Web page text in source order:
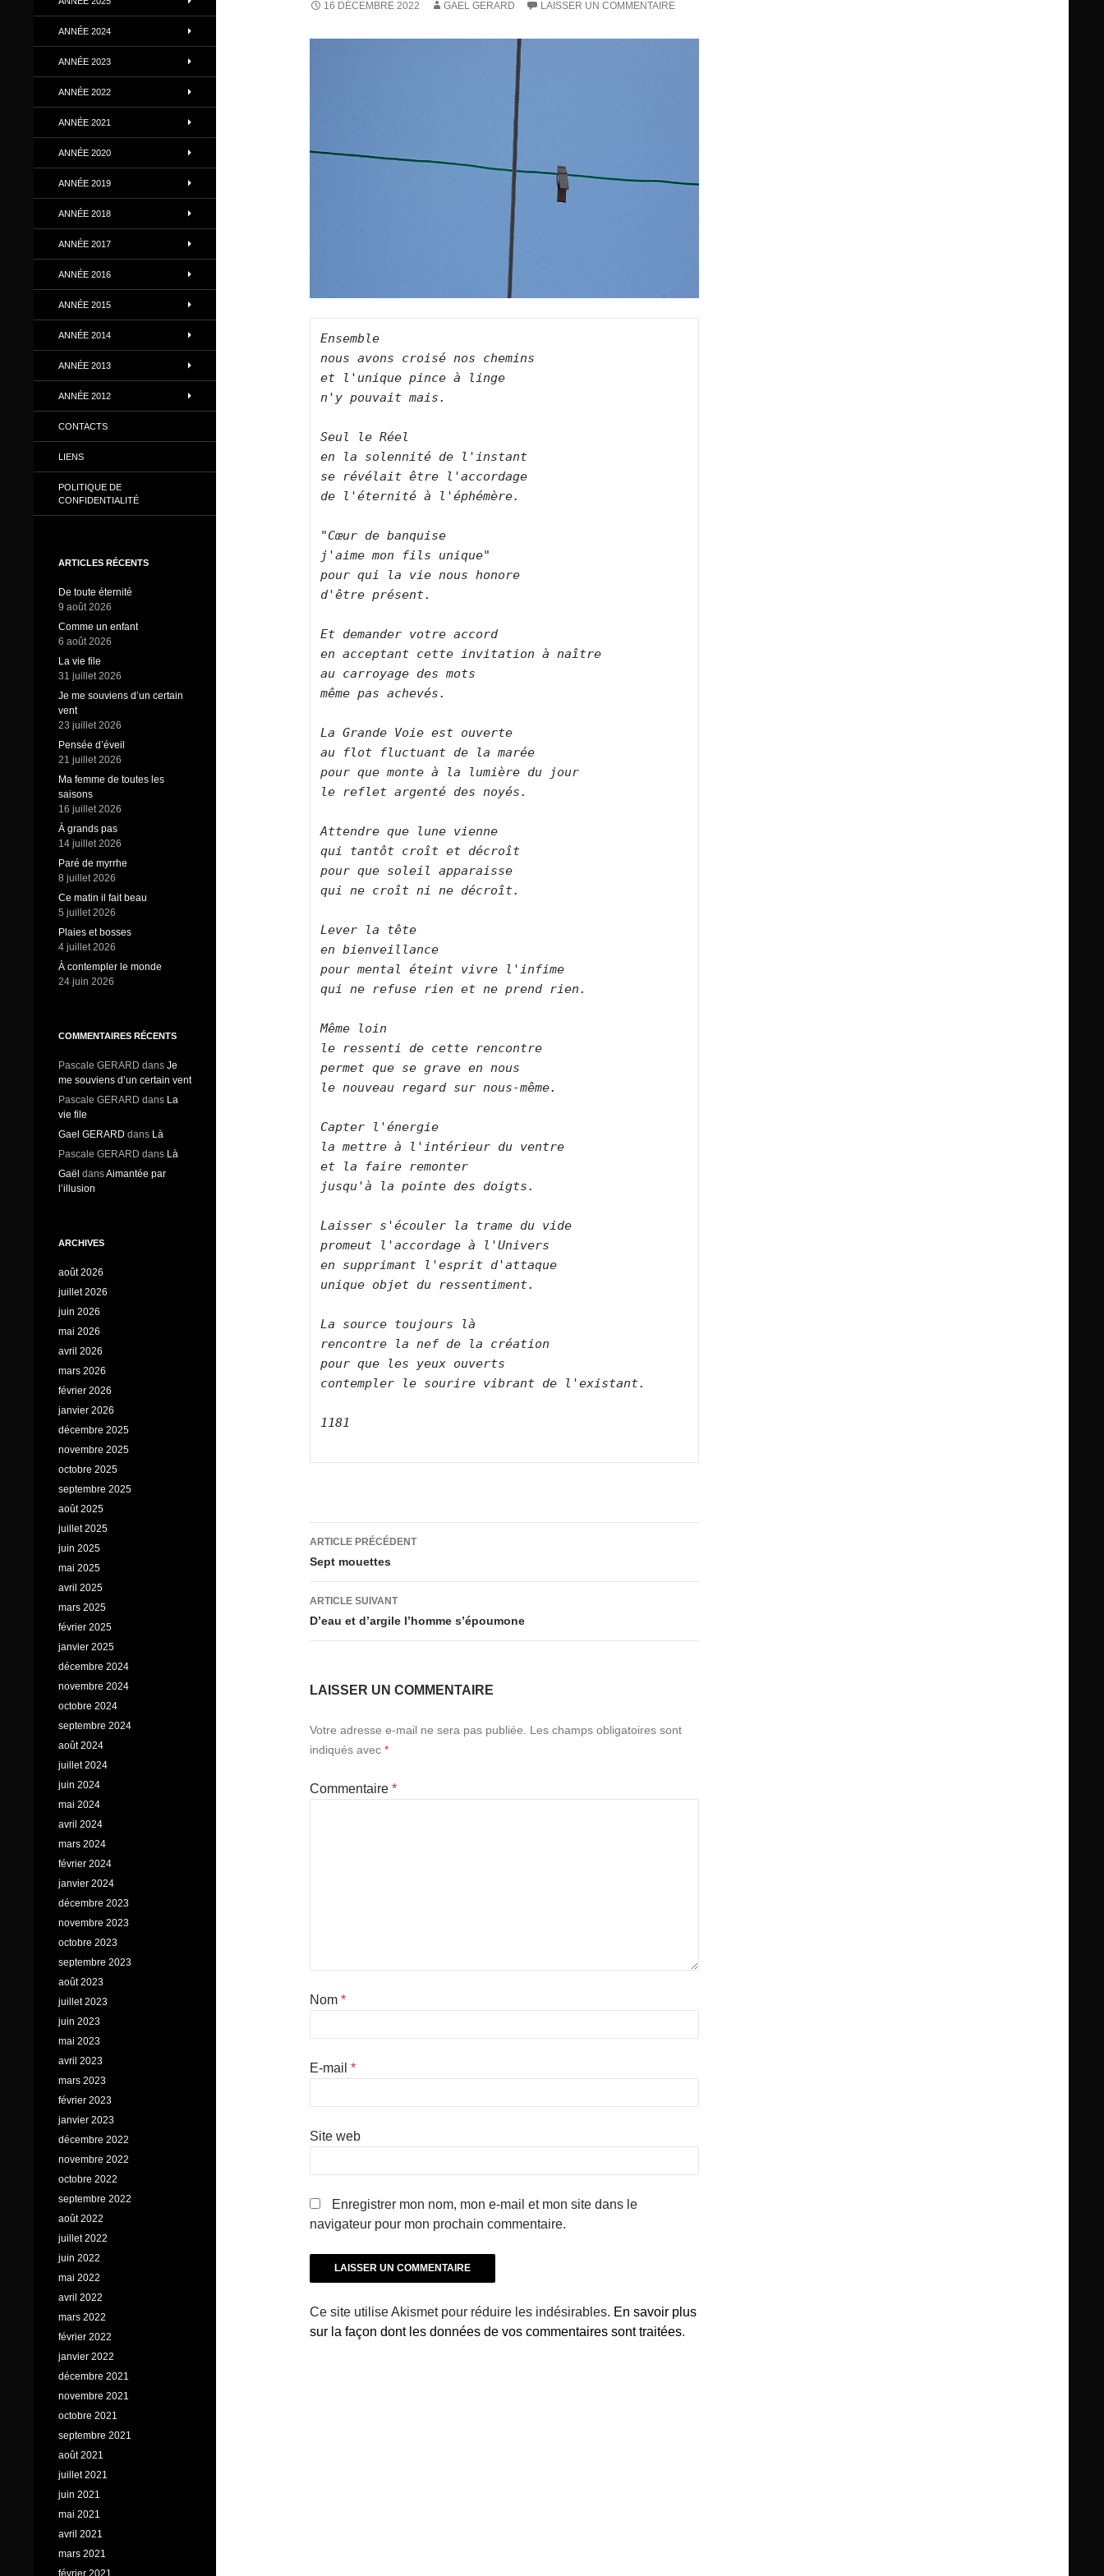
16 DÉCEMBRE 2022 GAEL GERARD LAISSER UN COMMENTAIRE
Ensemble
nous avons croisé nos chemins
et l'unique pince à linge
n'y pouvait mais.
Seul le Réel
en la solennité de l'instant
se révélait être l'accordage
de l'éternité à l'éphémère.
"Cœur de banquise
j'aime mon fils unique"
pour qui la vie nous honore
d'être présent.
Et demander votre accord
en acceptant cette invitation à naître
au carroyage des mots
même pas achevés.
La Grande Voie est ouverte
au flot fluctuant de la marée
pour que monte à la lumière du jour
le reflet argenté des noyés.
Attendre que lune vienne
qui tantôt croît et décroît
pour que soleil apparaisse
qui ne croît ni ne décroît.
Lever la tête
en bienveillance
pour mental éteint vivre l'infime
qui ne refuse rien et ne prend rien.
Même loin
le ressenti de cette rencontre
permet que se grave en nous
le nouveau regard sur nous-même.
Capter l'énergie
la mettre à l'intérieur du ventre
et la faire remonter
jusqu'à la pointe des doigts.
Laisser s'écouler la trame du vide
promeut l'accordage à l'Univers
en supprimant l'esprit d'attaque
unique objet du ressentiment.
La source toujours là
rencontre la nef de la création
pour que les yeux ouverts
contempler le sourire vibrant de l'existant.
1181
Navigation
des
articles
ARTICLE PRÉCÉDENT
Sept mouettes
ARTICLE SUIVANT
D’eau et d’argile l’homme s’époumone
LAISSER UN COMMENTAIRE
Votre adresse e-mail ne sera pas publiée.
Les champs obligatoires sont
indiqués avec *
Commentaire *
Nom *
E-mail *
Site web
Enregistrer mon nom, mon e-mail et mon site dans le
navigateur pour mon prochain commentaire.
Ce site utilise Akismet pour réduire les indésirables. En savoir plus
sur la façon dont les données de vos commentaires sont traitées.
ANNÉE 2024
ANNÉE 2023
ANNÉE 2022
ANNÉE 2021
ANNÉE 2020
ANNÉE 2019
ANNÉE 2018
ANNÉE 2017
ANNÉE 2016
ANNÉE 2015
ANNÉE 2014
ANNÉE 2013
ANNÉE 2012
CONTACTS
LIENS
POLITIQUE DE
CONFIDENTIALITÉ
ARTICLES RÉCENTS
De toute éternité
9 août 2026
Comme un enfant
6 août 2026
La vie file
31 juillet 2026
Je me souviens d’un certain
vent
23 juillet 2026
Pensée d’éveil
21 juillet 2026
Ma femme de toutes les
saisons
16 juillet 2026
À grands pas
14 juillet 2026
Paré de myrrhe
8 juillet 2026
Ce matin il fait beau
5 juillet 2026
Plaies et bosses
4 juillet 2026
À contempler le monde
24 juin 2026
COMMENTAIRES RÉCENTS
Pascale GERARD dans Je
me souviens d’un certain vent
Pascale GERARD dans La
vie file
Gael GERARD dans Là
Pascale GERARD dans Là
Gaël dansAimantée par
l’illusion
ARCHIVES
août 2026
juillet 2026
juin 2026
mai 2026
avril 2026
mars 2026
février 2026
janvier 2026
décembre 2025
novembre 2025
octobre 2025
septembre 2025
août 2025
juillet 2025
juin 2025
mai 2025
avril 2025
mars 2025
février 2025
janvier 2025
décembre 2024
novembre 2024
octobre 2024
septembre 2024
août 2024
juillet 2024
juin 2024
mai 2024
avril 2024
mars 2024
février 2024
janvier 2024
décembre 2023
novembre 2023
octobre 2023
septembre 2023
août 2023
juillet 2023
juin 2023
mai 2023
avril 2023
mars 2023
février 2023
janvier 2023
décembre 2022
novembre 2022
octobre 2022
septembre 2022
août 2022
juillet 2022
juin 2022
mai 2022
avril 2022
mars 2022
février 2022
janvier 2022
décembre 2021
novembre 2021
octobre 2021
septembre 2021
août 2021
juillet 2021
juin 2021
mai 2021
avril 2021
mars 2021
février 2021